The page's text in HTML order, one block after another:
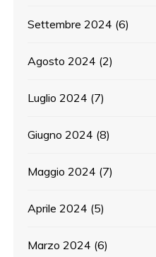
Settembre 2024 (6)
Agosto 2024 (2)
Luglio 2024 (7)
Giugno 2024 (8)
Maggio 2024 (7)
Aprile 2024 (5)
Marzo 2024 (6)